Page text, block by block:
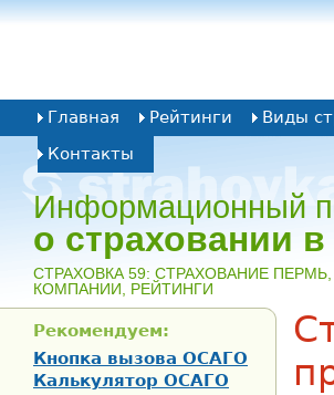
Информационный
о страховании
CТРАХОВКА 59: СТРАХОВАНИЕ
КОМПАНИИ, РЕЙТИНГИ
Главная Рейтинги Виды
Контакты
Рекомендуем:
Кнопка вызова ОСАГО
Калькулятор ОСАГО